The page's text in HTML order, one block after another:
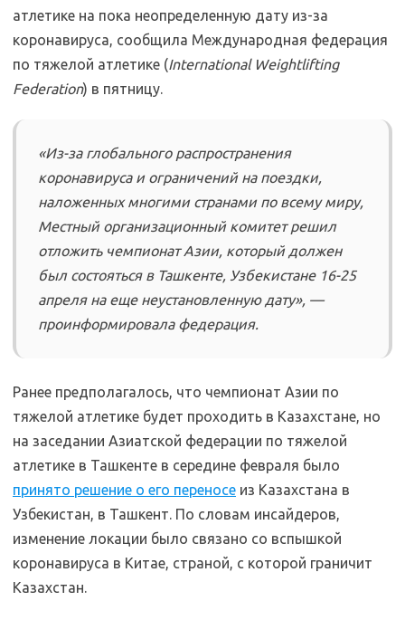
атлетике на пока неопределенную дату из-за
коронавируса, сообщила Международная федерация
по тяжелой атлетике (International Weightlifting
Federation) в пятницу.
«Из-за глобального распространения
коронавируса и ограничений на поездки,
наложенных многими странами по всему миру,
Местный организационный комитет решил
отложить чемпионат Азии, который должен
был состояться в Ташкенте, Узбекистане 16-25
апреля на еще неустановленную дату», —
проинформировала федерация.
Ранее предполагалось, что чемпионат Азии по
тяжелой атлетике будет проходить в Казахстане, но
на заседании Азиатской федерации по тяжелой
атлетике в Ташкенте в середине февраля было
принято решение о его переносе из Казахстана в
Узбекистан, в Ташкент. По словам инсайдеров,
изменение локации было связано со вспышкой
коронавируса в Китае, страной, с которой граничит
Казахстан.